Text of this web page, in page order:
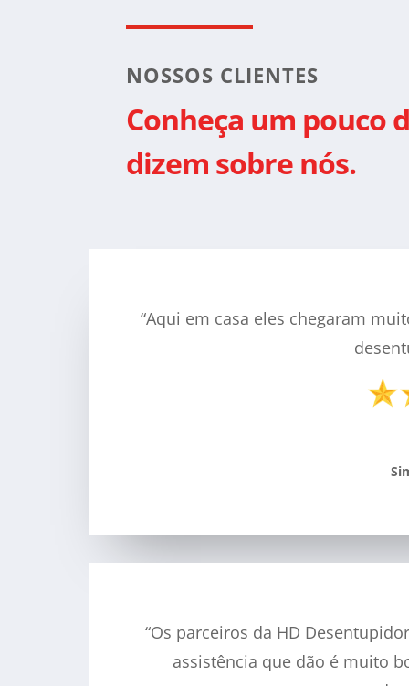
NOSSOS CLIENTES
Conheça um pouco
dizem sobre nós.
“Aqui em casa eles chegaram
“Os parceiros da HD
assistência que dão é muito